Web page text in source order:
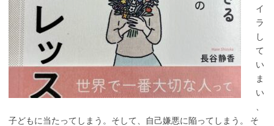
イ
ラ
し
て
い
ま
い
子どもに当たってしまう。そして、自己嫌悪に陥ってしまう。 そ